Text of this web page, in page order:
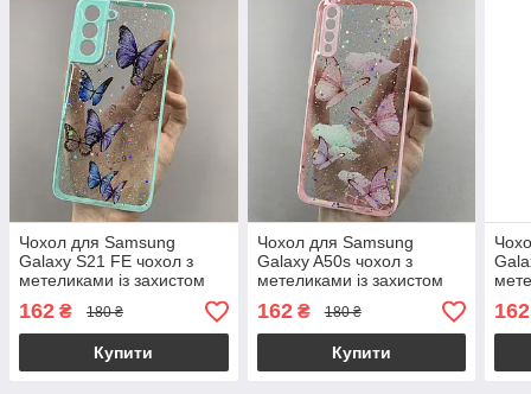
Чохол для Samsung
Galaxy S21 FE чохол з
метеликами із захистом
камери на телефон
самсунг с21 фе бірюзовий
a0i
162 ₴ 180 ₴
Купити
Чохол для Samsung
Galaxy A50s чохол з
метеликами із захистом
камери на телефон
самсунг а50с рожевий a0i
162₴ 180 ₴
Купити
162